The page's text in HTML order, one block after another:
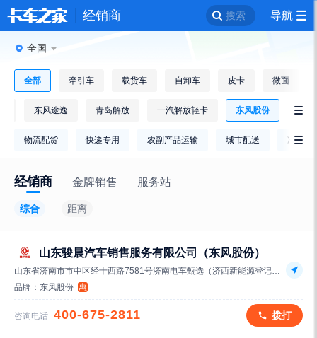
经销商 搜索 导航
全国
全部 牵引车 载货车 自卸车 皮卡 微面
东风途逸 青岛解放 一汽解放轻卡 东风股份 
物流配货 快递专用 农副产品运输 城市配送 冷链运

经销商 金牌销售 服务站
综合 距离
山东骏晨汽车销售服务有限公司（东风股份）
山东省济南市市中区经十西路7581号济南电车甄选（济西新能源登记服务站往长清方向500米路对面）
品牌： 东风股份 惠
咨询电话 400-675-2811 拨打